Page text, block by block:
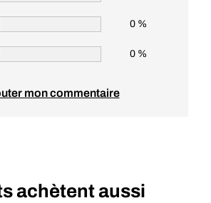
0 %
0 %
mon commentaire
achètent aussi